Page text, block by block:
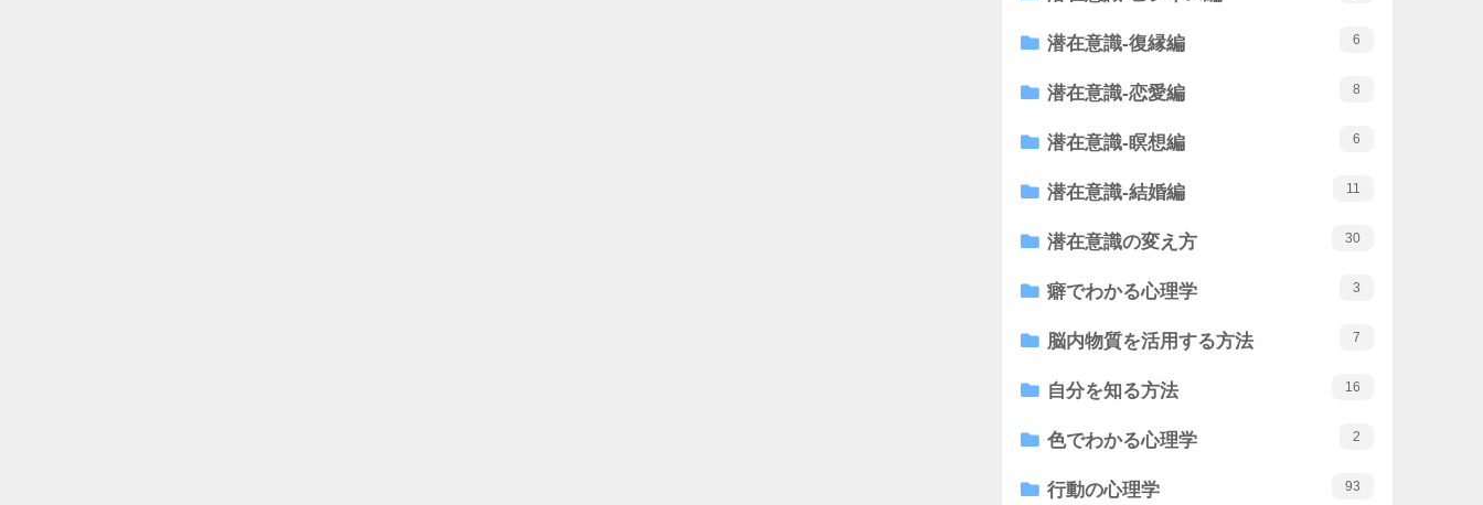
潜在意識-復縁編 6
潜在意識-恋愛編 8
潜在意識-瞑想編 6
潜在意識-結婚編 11
潜在意識の変え方 30
癖でわかる心理学 3
脳内物質を活用する方法 7
自分を知る方法 16
色でわかる心理学 2
行動の心理学 93